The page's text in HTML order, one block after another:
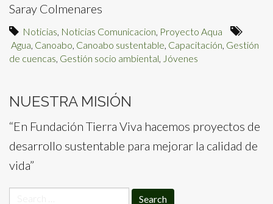
Saray Colmenares
Noticias Noticias Comunicacion Proyecto Aqua
Agua Canoabo Canoabo sustentable Capacitación Gestión
de cuencas Gestión socio ambiental Jóvenes
NUESTRA MISIÓN
“En Fundación Tierra Viva hacemos proyectos de
desarrollo sustentable para mejorar la calidad de
vida”